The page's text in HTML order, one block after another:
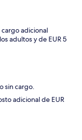
adicional
adultos y de EUR 5
sin cargo.
adicional de EUR